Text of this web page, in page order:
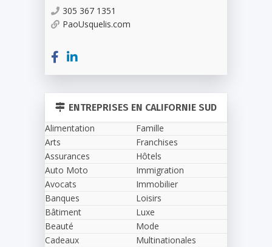
305 367 1351
PaoUsquelis.com
ENTREPRISES EN CALIFORNIE SUD
Alimentation
Arts
Assurances
Auto Moto
Avocats
Banques
Bâtiment
Beauté
Cadeaux
Famille
Franchises
Hôtels
Immigration
Immobilier
Loisirs
Luxe
Mode
Multinationales